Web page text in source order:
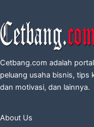
Cetbang.com adalah
peluang usaha bisnis, tips
dan motivasi, dan lainnya.
About Us